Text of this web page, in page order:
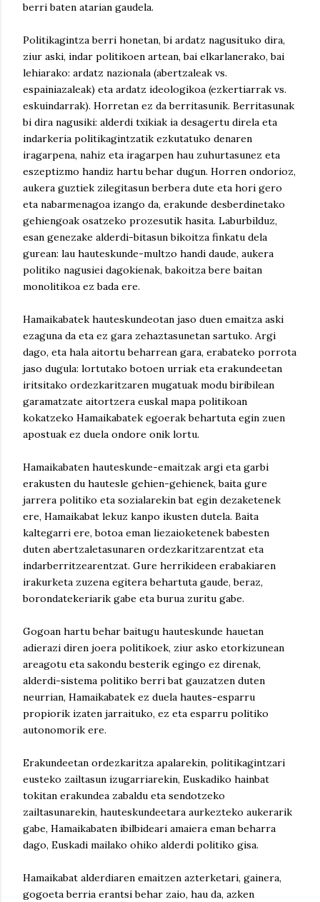
berri baten atarian gaudela.
Politikagintza berri honetan, bi ardatz nagusituko dira,
ziur aski, indar politikoen artean, bai elkarlanerako, bai
lehiarako: ardatz nazionala (abertzaleak vs.
espainiazaleak) eta ardatz ideologikoa (ezkertiarrak vs.
eskuindarrak). Horretan ez da berritasunik. Berritasunak
bi dira nagusiki: alderdi txikiak ia desagertu direla eta
indarkeria politikagintzatik ezkutatuko denaren
iragarpena, nahiz eta iragarpen hau zuhurtasunez eta
eszeptizmo handiz hartu behar dugun. Horren ondorioz,
aukera guztiek zilegitasun berbera dute eta hori gero
eta nabarmenagoa izango da, erakunde desberdinetako
gehiengoak osatzeko prozesutik hasita. Laburbilduz,
esan genezake alderdi-bitasun bikoitza finkatu dela
gurean: lau hauteskunde-multzo handi daude, aukera
politiko nagusiei dagokienak, bakoitza bere baitan
monolitikoa ez bada ere.
Hamaikabatek hauteskundeotan jaso duen emaitza aski
ezaguna da eta ez gara zehaztasunetan sartuko. Argi
dago, eta hala aitortu beharrean gara, erabateko porrota
jaso dugula: lortutako botoen urriak eta erakundeetan
iritsitako ordezkaritzaren mugatuak modu biribilean
garamatzate aitortzera euskal mapa politikoan
kokatzeko Hamaikabatek egoerak behartuta egin zuen
apostuak ez duela ondore onik lortu.
Hamaikabaten hauteskunde-emaitzak argi eta garbi
erakusten du hautesle gehien-gehienek, baita gure
jarrera politiko eta sozialarekin bat egin dezaketenek
ere, Hamaikabat lekuz kanpo ikusten dutela. Baita
kaltegarri ere, botoa eman liezaioketenek babesten
duten abertzaletasunaren ordezkaritzarentzat eta
indarberritzearentzat. Gure herrikideen erabakiaren
irakurketa zuzena egitera behartuta gaude, beraz,
borondatekeriarik gabe eta burua zuritu gabe.
Gogoan hartu behar baitugu hauteskunde hauetan
adierazi diren joera politikoek, ziur asko etorkizunean
areagotu eta sakondu besterik egingo ez direnak,
alderdi-sistema politiko berri bat gauzatzen duten
neurrian, Hamaikabatek ez duela hautes-esparru
propiorik izaten jarraituko, ez eta esparru politiko
autonomorik ere.
Erakundeetan ordezkaritza apalarekin, politikagintzari
eusteko zailtasun izugarriarekin, Euskadiko hainbat
tokitan erakundea zabaldu eta sendotzeko
zailtasunarekin, hauteskundeetara aurkezteko aukerarik
gabe, Hamaikabaten ibilbideari amaiera eman beharra
dago, Euskadi mailako ohiko alderdi politiko gisa.
Hamaikabat alderdiaren emaitzen azterketari, gainera,
gogoeta berria erantsi behar zaio, hau da, azken